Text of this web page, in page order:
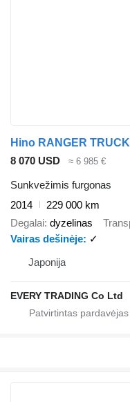
Hino RANGER TRUCK
8 070 USD
≈ 6 985 €
Sunkvežimis furgonas
2014
229 000 km
Degalai dyzelinas
Vairas dešinėje
✓
Japonija
EVERY TRADING Co Ltd